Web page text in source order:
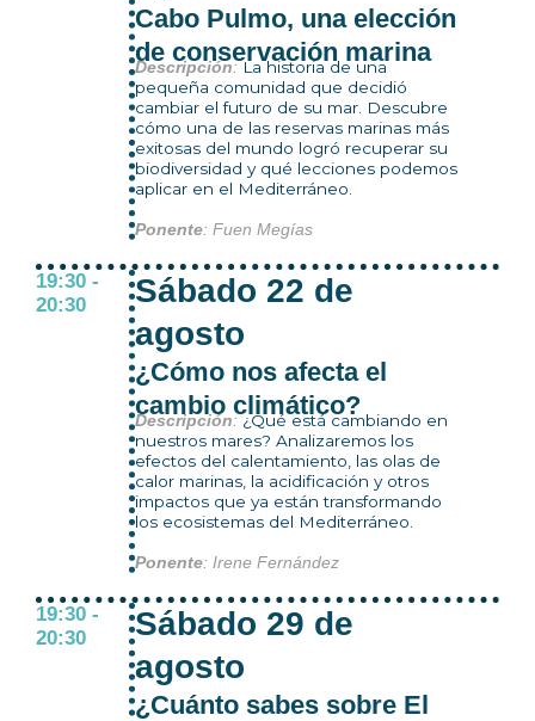
Cabo Pulmo, una elección
de conservación marina
Descripción : La historia de una
pequeña comunidad que decidió
cambiar el futuro de su mar. Descubre
cómo una de las reservas marinas más
exitosas del mundo logró recuperar su
biodiversidad y qué lecciones podemos
aplicar en el Mediterráneo.
Ponente: Fuen Megías
19:30 -
20:30
Sábado 22 de
agosto
¿Cómo nos afecta el
cambio climático?
Descripción : ¿Qué está cambiando en
nuestros mares? Analizaremos los
efectos del calentamiento, las olas de
calor marinas, la acidificación y otros
impactos que ya están transformando
los ecosistemas del Mediterráneo.
Ponente: Irene Fernández
19:30 -
20:30
Sábado 29 de
agosto
¿Cuánto sabes sobre El